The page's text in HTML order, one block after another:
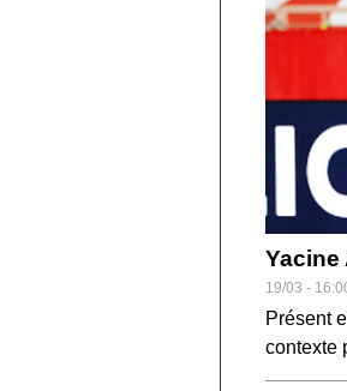
19/03 -
Présent
contexte